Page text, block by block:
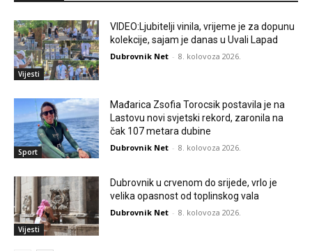
Vijesti
VIDEO:Ljubitelji vinila, vrijeme je za dopunu
kolekcije, sajam je danas u Uvali Lapad
Dubrovnik Net - 8. kolovoza 2026.
Sport
Mađarica Zsofia Torocsik postavila je na
Lastovu novi svjetski rekord, zaronila na
čak 107 metara dubine
Dubrovnik Net - 8. kolovoza 2026.
Vijesti
Dubrovnik u crvenom do srijede, vrlo je
velika opasnost od toplinskog vala
Dubrovnik Net - 8. kolovoza 2026.